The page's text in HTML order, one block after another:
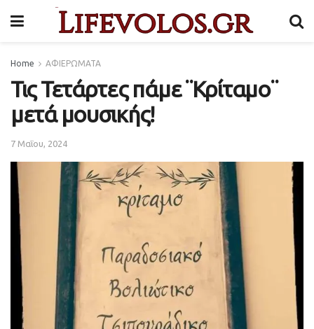
Home ΑΦΙΕΡΩΜΑΤΑ
Τις Τετάρτες πάμε ¨Κρίταμο¨
μετά μουσικής!
7 Μαΐου, 2024